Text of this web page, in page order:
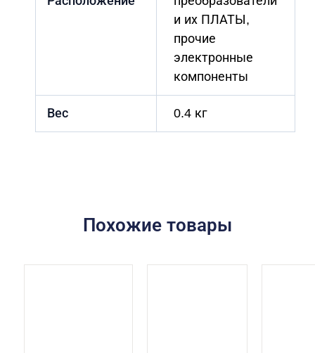
и их ПЛАТЫ,
прочие
электронные
компоненты
Вес 0.4 кг
Похожие товары